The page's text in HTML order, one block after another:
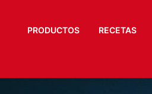
PRODUCTOS RECETAS